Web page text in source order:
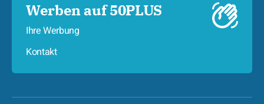
Werben auf 50PLUS
Ihre Werbung
Kontakt